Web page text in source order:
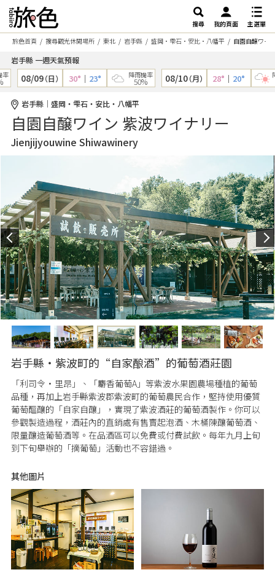
搜尋 我的頁面
主選單
旅色首頁
搜尋觀光休閒場所 東北 岩手縣 盛岡・雫石・安比・八幡平 自園自醸ワイ
岩手縣 一週天氣預報
08/09（日） 30°｜ 23° 降雨機率
50% 08/10（月） 28°｜ 20° 降
岩手縣｜盛岡・雫石・安比・八幡平
自園自醸ワイン 紫波ワイナリー
Jienjijyouwine Shiwawinery
岩手縣・紫波町的“自家酿酒”的葡萄酒莊園
「利司令·里昂」、「麝香葡萄A」等紫波水果園農場種植的葡萄
品種，再加上岩手縣紫波郡紫波町的葡萄農民合作，堅持使用優質
葡萄醞釀的「自家自釀」，實現了紫波酒莊的葡萄酒製作。你可以
參觀製造過程，酒莊內的直銷處有售賣起泡酒、木桶陳釀葡萄酒、
限量釀造葡萄酒等。在品酒區可以免費或付費試飲。每年九月上旬
到下旬舉辦的「摘葡萄」活動也不容錯過。
其他圖片